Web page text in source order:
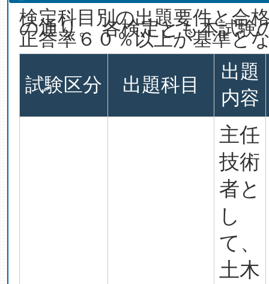
検定科目別の出題要件と合
の通り。 各検定とも本試験
正答率６０％以上が基準と
試験区分 出題科目
出題
内容
主任
技術
者と
し
て、
土木